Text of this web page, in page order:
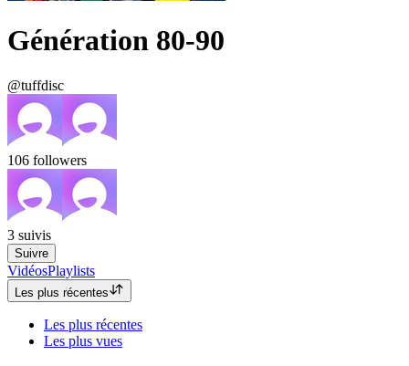
Génération 80-90
@tuffdisc
106 followers
3 suivis
Suivre
VidéosPlaylists
Les plus récentes
Les plus récentes
Les plus vues